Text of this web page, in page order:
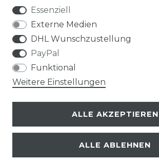
Widerrufs­recht
Essenziell
Externe Medien
DHL Wunschzustellung
PayPal
Funktional
Weitere Einstellungen
ALLE AKZEPTIEREN
ALLE ABLEHNEN